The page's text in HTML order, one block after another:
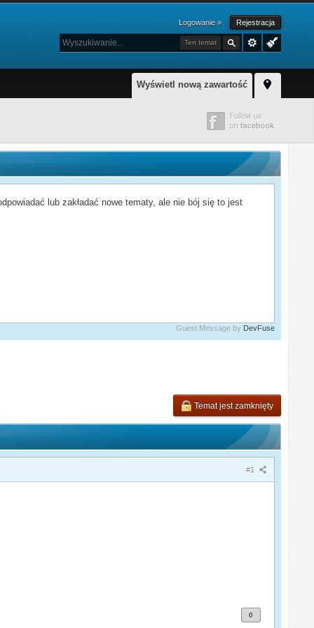
Logowanie » Rejestracja
Ten temat
Wyświetl nową zawartość
lub zakładać nowe tematy, ale nie bój się to jest
Guest Message by DevFuse
Temat jest zamknięty
#1
0